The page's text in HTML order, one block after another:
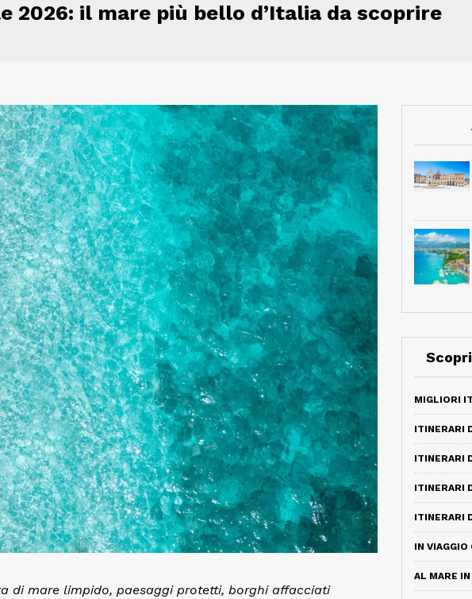
2026: il mare più bello d’Italia da scoprire
di mare limpido, paesaggi protetti, borghi affacciati
MIGLIORI
ITINERARI
ITINERARI
ITINERARI
ITINERARI
IN VIAGGIO
AL MARE